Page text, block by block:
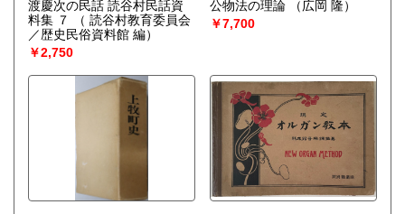
渡慶次の民話 読谷村民話資
料集 ７
（ 読谷村教育委員会
／歴史民俗資料館 編）
￥2,750
公物法の理論
（広岡 隆）
￥7,700